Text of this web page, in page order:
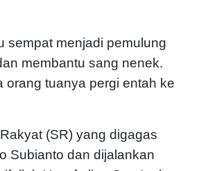
sempat menjadi pemulung
membantu sang nenek.
orang tuanya pergi entah ke
(SR) yang digagas
Subianto dan dijalankan